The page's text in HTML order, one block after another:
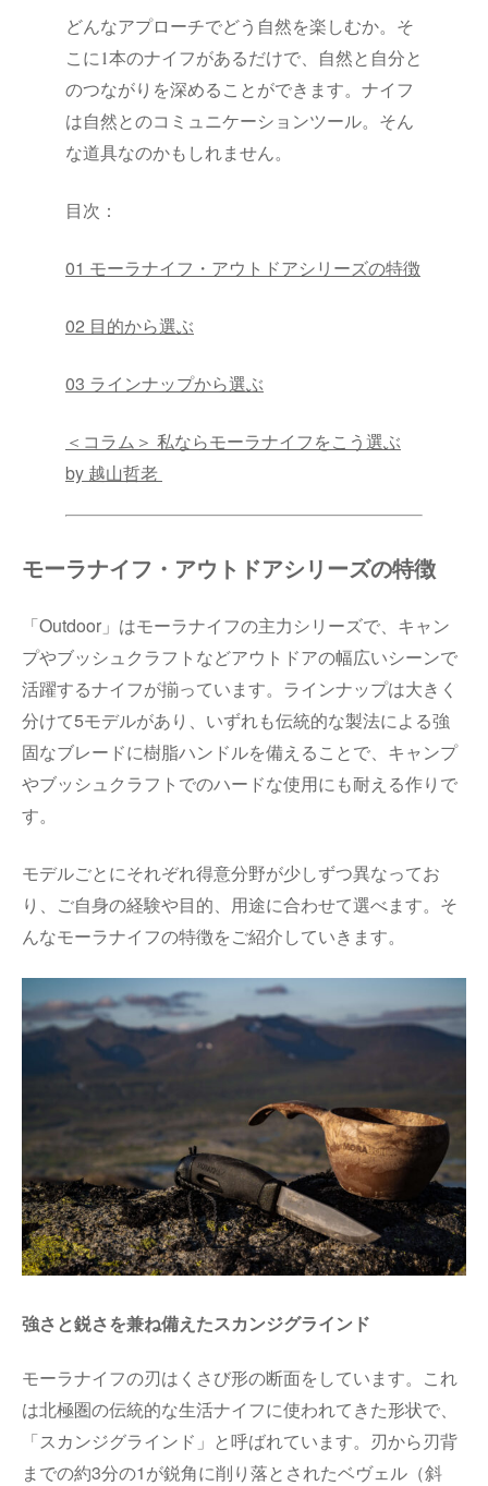
どんなアプローチでどう自然を楽しむか。そ
こに1本のナイフがあるだけで、自然と自分と
のつながりを深めることができます。ナイフ
は自然とのコミュニケーションツール。そん
な道具なのかもしれません。
目次：
01 モーラナイフ・アウトドアシリーズの特徴
02 目的から選ぶ
03 ラインナップから選ぶ
＜コラム＞ 私ならモーラナイフをこう選ぶ
by 越山哲老
モーラナイフ・アウトドアシリーズの特徴
「Outdoor 」はモーラナイフの主力シリーズで、キャン
プやブッシュクラフトなどアウトドアの幅広いシーンで
活躍するナイフが揃っています。ラインナップは大きく
分けて5モデルがあり、いずれも伝統的な製法による強
固なブレードに樹脂ハンドルを備えることで、キャンプ
やブッシュクラフトでのハードな使用にも耐える作りで
す。
モデルごとにそれぞれ得意分野が少しずつ異なってお
り、ご自身の経験や目的、用途に合わせて選べます。そ
んなモーラナイフの特徴をご紹介していきます。
強さと鋭さを兼ね備えたスカンジグラインド
モーラナイフの刃はくさび形の断面をしています。これ
は北極圏の伝統的な生活ナイフに使われてきた形状で、
「スカンジグラインド 」と呼ばれています。刃から刃背
までの約3分の1が鋭角に削り落とされたベヴェル（斜